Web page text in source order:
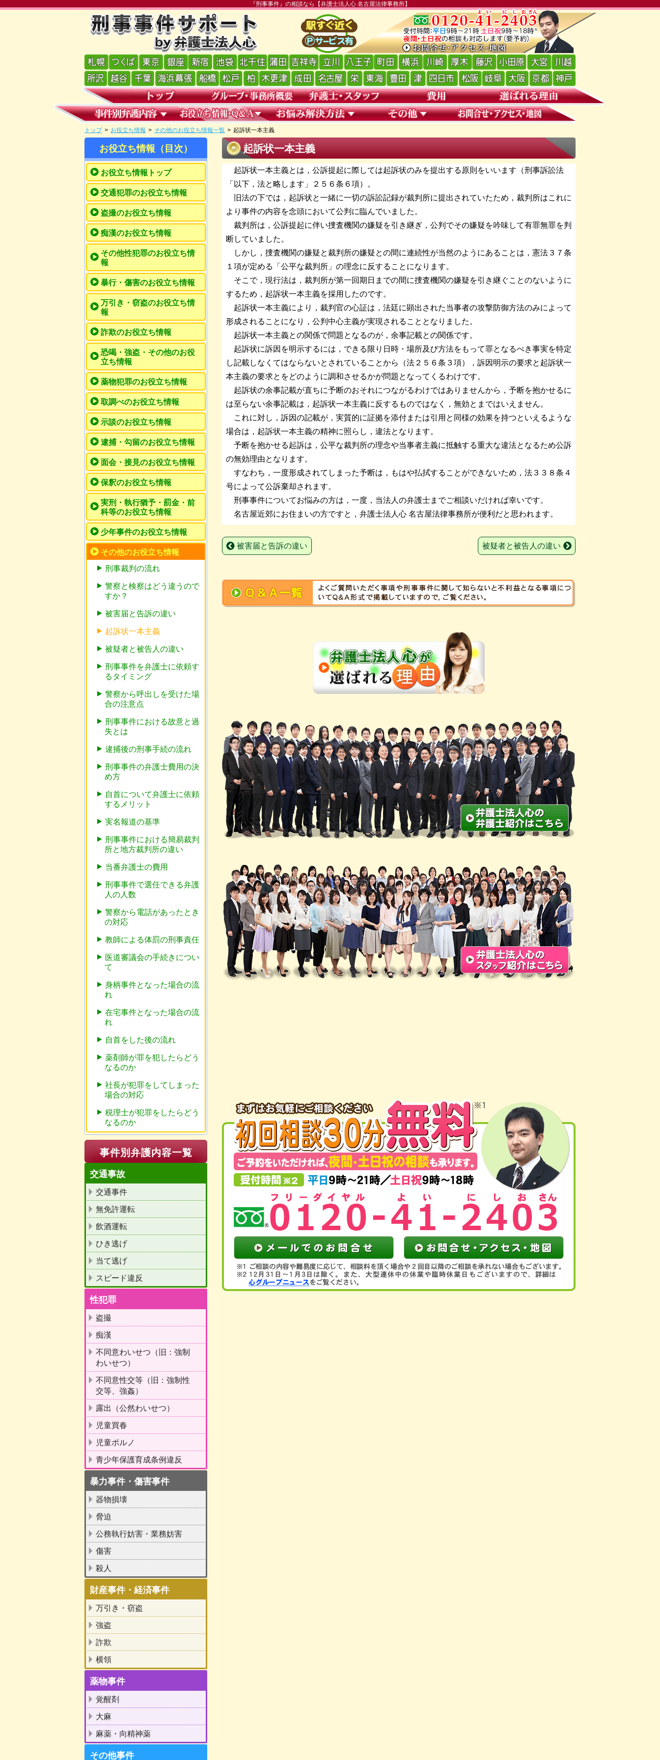
『刑事事件』の相談なら【弁護士法人心 名古屋法律事務所】
トップ > お役立ち情報 > その他のお役立ち情報一覧 > 起訴状一本主義
起訴状一本主義
起訴状一本主義とは，公訴提起に際しては起訴状のみを提出する原則をいいます（刑事訴訟法
「以下，法と略します」２５６条６項）。
旧法の下では，起訴状と一緒に一切の訴訟記録が裁判所に提出されていたため，裁判所はこれに
より事件の内容を念頭において公判に臨んでいました。
裁判所は，公訴提起に伴い捜査機関の嫌疑を引き継ぎ，公判でその嫌疑を吟味して有罪無罪を判
断していました。
しかし，捜査機関の嫌疑と裁判所の嫌疑との間に連続性が当然のようにあることは，憲法３７条
１項が定める「公平な裁判所」の理念に反することになります。
そこで，現行法は，裁判所が第一回期日までの間に捜査機関の嫌疑を引き継ぐことのないように
するため，起訴状一本主義を採用したのです。
起訴状一本主義により，裁判官の心証は，法廷に顕出された当事者の攻撃防御方法のみによって
形成されることになり，公判中心主義が実現されることとなりました。
起訴状一本主義との関係で問題となるのが，余事記載との関係です。
起訴状に訴因を明示するには，できる限り日時・場所及び方法をもって罪となるべき事実を特定
し記載しなくてはならないとされていることから（法２５６条３項），訴因明示の要求と起訴状一
本主義の要求とをどのように調和させるかが問題となってくるわけです。
起訴状の余事記載が直ちに予断のおそれにつながるわけではありませんから，予断を抱かせるに
は至らない余事記載は，起訴状一本主義に反するものではなく，無効とまではいえません。
これに対し，訴因の記載が，実質的に証拠を添付または引用と同様の効果を持つといえるような
場合は，起訴状一本主義の精神に照らし，違法となります。
予断を抱かせる起訴は，公平な裁判所の理念や当事者主義に抵触する重大な違法となるため公訴
の無効理由となります。
すなわち，一度形成されてしまった予断は，もはや払拭することができないため，法３３８条４
号によって公訴棄却されます。
刑事事件についてお悩みの方は，一度，当法人の弁護士までご相談いだければ幸いです。
名古屋近郊にお住まいの方ですと，弁護士法人心 名古屋法律事務所が便利だと思われます。
被害届と告訴の違い 被疑者と被告人の違い
お役立ち情報（目次）
お役立ち情報トップ
交通犯罪のお役立ち情報
盗撮のお役立ち情報
痴漢のお役立ち情報
その他性犯罪のお役立ち情
報
暴行・傷害のお役立ち情報
万引き・窃盗のお役立ち情
報
詐欺のお役立ち情報
恐喝・強盗・その他のお役
立ち情報
薬物犯罪のお役立ち情報
取調べのお役立ち情報
示談のお役立ち情報
逮捕・勾留のお役立ち情報
面会・接見のお役立ち情報
保釈のお役立ち情報
実刑・執行猶予・罰金・前
科等のお役立ち情報
少年事件のお役立ち情報
その他のお役立ち情報
刑事裁判の流れ
警察と検察はどう違うので
すか？
被害届と告訴の違い
起訴状一本主義
被疑者と被告人の違い
刑事事件を弁護士に依頼す
るタイミング
警察から呼出しを受けた場
合の注意点
刑事事件における故意と過
失とは
逮捕後の刑事手続の流れ
刑事事件の弁護士費用の決
め方
自首について弁護士に依頼
するメリット
実名報道の基準
刑事事件における簡易裁判
所と地方裁判所の違い
当番弁護士の費用
刑事事件で選任できる弁護
人の人数
警察から電話があったとき
の対応
教師による体罰の刑事責任
医道審議会の手続きについ
て
身柄事件となった場合の流
れ
在宅事件となった場合の流
れ
自首をした後の流れ
薬剤師が罪を犯したらどう
なるのか
社長が犯罪をしてしまった
場合の対応
税理士が犯罪をしたらどう
なるのか
事件別弁護内容一覧
交通事故
交通事件
無免許運転
飲酒運転
ひき逃げ
当て逃げ
スピード違反
性犯罪
盗撮
痴漢
不同意わいせつ（旧：強制
わいせつ）
不同意性交等（旧：強制性
交等、強姦）
露出（公然わいせつ）
児童買春
児童ポルノ
青少年保護育成条例違反
暴力事件・傷害事件
器物損壊
脅迫
公務執行妨害・業務妨害
傷害
殺人
財産事件・経済事件
万引き・窃盗
強盗
詐欺
横領
薬物事件
覚醒剤
大麻
麻薬・向精神薬
その他事件